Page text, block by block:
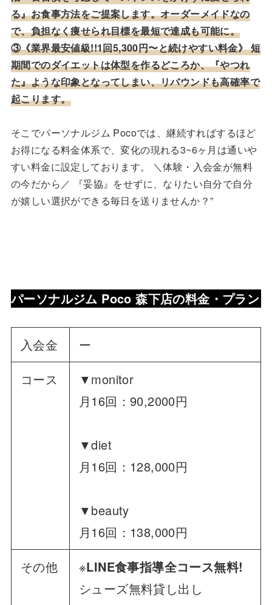
る』お食事方法をご提案します。オーダーメイドなの
で、負担なく痩せられ目標を最短で達成も可能に。
③《業界最安値級!!1回5,300円〜と続けやすい料金》 短
期間でのダイエットは体型を作るどころか、『やつれ
た』ような印象となってしまい、リバウンドも高確率で
起こります。
そこでパーソナルジム Pocoでは、継続すればするほど
お得になる料金体系で、変化の現れる3~6ヶ月は通いや
すい料金に設定しております。 ＼体験・入会金が無料
の今だから／ 『妥協』をせずに、なりたい自分で自分
が嬉しい選択ができる毎日を送りませんか？”
パーソナルジム Poco 森下店の料金・プラン
入会金
ー
コース
▼monitor
月16回：90,2000円
▼diet
月16回：128,000円
▼beauty
月16回：138,000円
その他
※LINE食事指導全コース無料!
シューズ無料貸し出し